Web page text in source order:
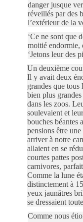
danger jusque
réveillés par des
l’extérieur de la
‘Ce ne sont que
moitié endormie,
‘Jetons leur des
Un deuxième
Il y avait deux
grandes que tous
bien plus
dans les zoos.
soulevaient et
bouches béantes
pensions être
arriver à notre
allaient en se
courtes pattes
carnivores,
Comme la lune
distinctement à
yeux jaunâtres
se dressaient
Comme nous